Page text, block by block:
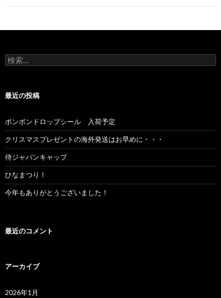
検索:
最近の投稿
ボンボンドロップシール 入荷予定
クリスマスプレゼントの海外発送はお早めに・・・
侍ジャパンキャップ
ひなまつり！
今年もありがとうございました！
最近のコメント
アーカイブ
2026年1月